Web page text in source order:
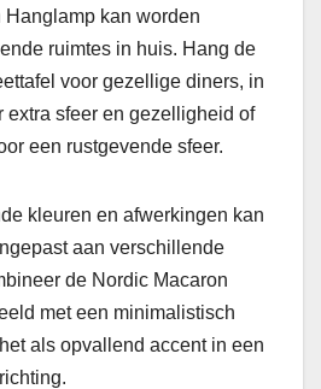
Hanglamp kan worden
ruimtes in huis. Hang de
voor gezellige diners, in
extra sfeer en gezelligheid of
een rustgevende sfeer.
kleuren en afwerkingen kan
aan verschillende
de Nordic Macaron
met een minimalistisch
als opvallend accent in een